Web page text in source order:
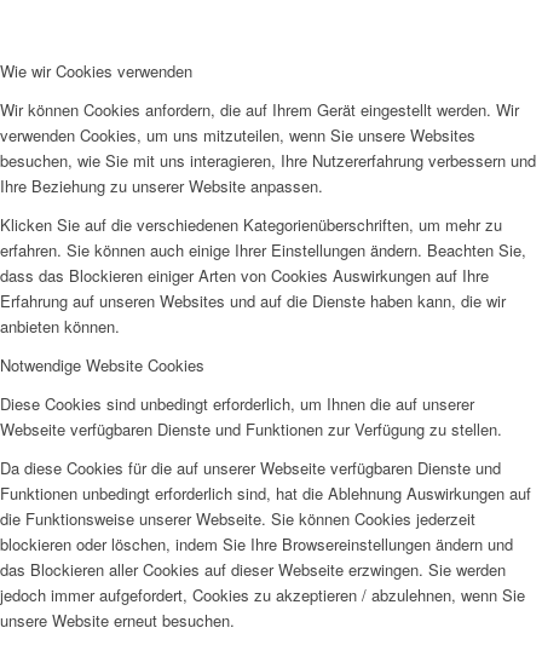
Wie wir Cookies verwenden
Wir können Cookies anfordern, die auf Ihrem Gerät eingestellt werden. Wir
verwenden Cookies, um uns mitzuteilen, wenn Sie unsere Websites
besuchen, wie Sie mit uns interagieren, Ihre Nutzererfahrung verbessern und
Ihre Beziehung zu unserer Website anpassen.
Klicken Sie auf die verschiedenen Kategorienüberschriften, um mehr zu
erfahren. Sie können auch einige Ihrer Einstellungen ändern. Beachten Sie,
dass das Blockieren einiger Arten von Cookies Auswirkungen auf Ihre
Erfahrung auf unseren Websites und auf die Dienste haben kann, die wir
anbieten können.
Notwendige Website Cookies
Diese Cookies sind unbedingt erforderlich, um Ihnen die auf unserer
Webseite verfügbaren Dienste und Funktionen zur Verfügung zu stellen.
Da diese Cookies für die auf unserer Webseite verfügbaren Dienste und
Funktionen unbedingt erforderlich sind, hat die Ablehnung Auswirkungen auf
die Funktionsweise unserer Webseite. Sie können Cookies jederzeit
blockieren oder löschen, indem Sie Ihre Browsereinstellungen ändern und
das Blockieren aller Cookies auf dieser Webseite erzwingen. Sie werden
jedoch immer aufgefordert, Cookies zu akzeptieren / abzulehnen, wenn Sie
unsere Website erneut besuchen.